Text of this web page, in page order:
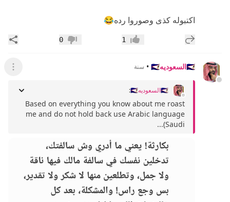
اكتبوله كذى وصوروا رده😂
إضافة رد جديد إعجاب1 عدم إعجاب
0
🇸🇦السعوديه🇸🇦 • سنة عرض
🇸🇦السعوديه🇸🇦 :
Based on everything you know about me roast
me and do not hold back use Arabic language
(Saudi...